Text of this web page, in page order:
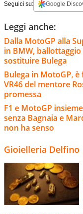
Seguici su: Google
Leggi anche:
Dalla MotoGP alla
in BMW,
sostituire Bulega
Bulega in MotoGP,
VR46 del mentore
promessa
F1 e MotoGP
senza Bagnaia e
non ha senso
Gioielleria Delfino